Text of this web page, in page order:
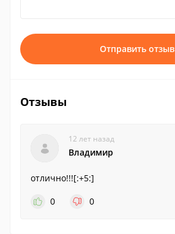
Отправить отзыв
Отзывы
12 лет назад
Владимир
отлично!!![:+5:]
0
0